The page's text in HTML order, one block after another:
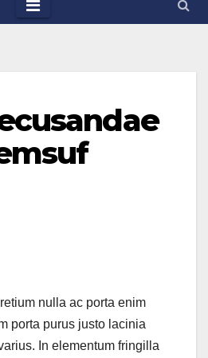
nulla ac porta enim
porta purus justo lacinia
In elementum fringilla